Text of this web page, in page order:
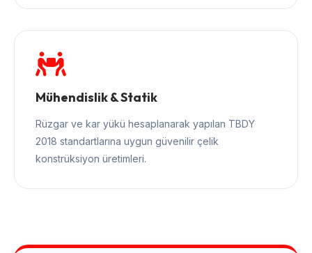
Mühendislik & Statik
Rüzgar ve kar yükü hesaplanarak yapılan TBDY
2018 standartlarına uygun güvenilir çelik
konstrüksiyon üretimleri.